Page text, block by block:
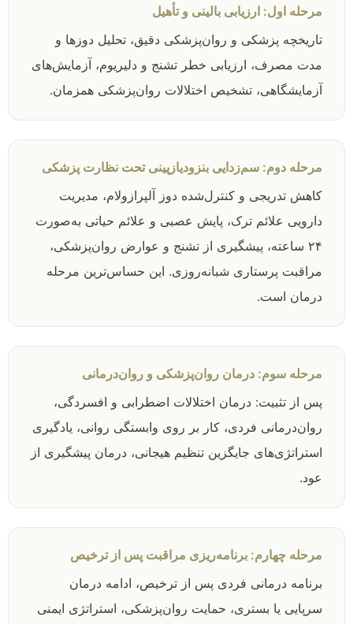
مرحله اول: ارزیابی بالینی و تأهیل
تاریخچه پزشکی و روان‌پزشکی دقیق، تحلیل دوزها و
مدت مصرف، ارزیابی خطر تشنج و دلیریوم، آزمایش‌های
آزمایشگاهی، تشخیص اختلالات روان‌پزشکی همزمان.
مرحله دوم: سم‌زدایی بنزودیازپینی تحت نظارت پزشکی
کاهش تدریجی و کنترل‌شده دوز آلپرازولام، مدیریت
دارویی علائم ترک، پایش عصبی و علائم حیاتی به‌صورت
۲۴ ساعته، پیشگیری از تشنج و عوارض روان‌پزشکی،
مراقبت پرستاری شبانه‌روزی. این حساس‌ترین مرحله
درمان است.
مرحله سوم: درمان روان‌پزشکی و روان‌درمانی
پس از تثبیت: درمان اختلالات اضطرابی و افسردگی،
روان‌درمانی فردی، کار بر روی وابستگی روانی، یادگیری
استراتژی‌های جایگزین تنظیم هیجانی، درمان پیشگیری از
عود.
مرحله چهارم: برنامه‌ریزی مراقبت پس از ترخیص
برنامه درمانی فردی پس از ترخیص، ادامه درمان
سرپایی یا بستری، حمایت روان‌پزشکی، استراتژی ایمنی